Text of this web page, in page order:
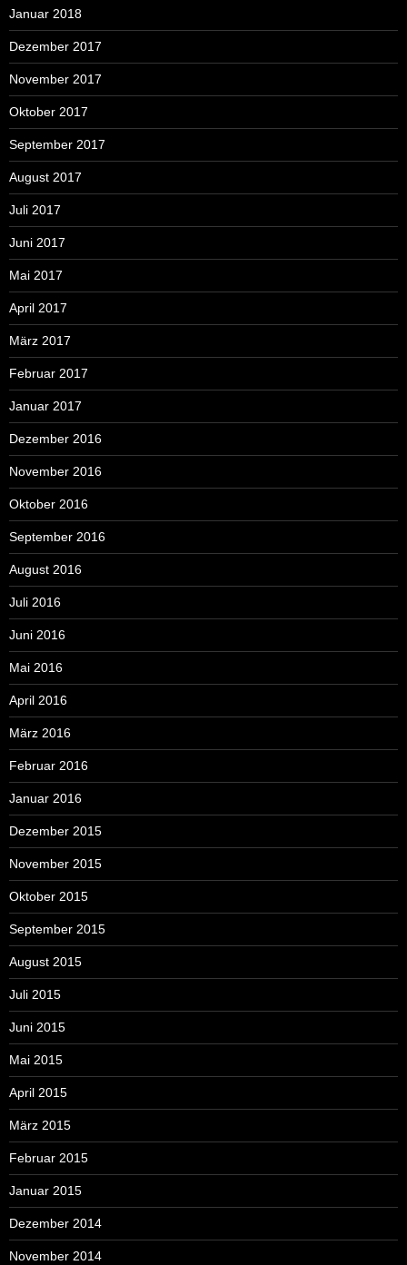
Januar 2018
Dezember 2017
November 2017
Oktober 2017
September 2017
August 2017
Juli 2017
Juni 2017
Mai 2017
April 2017
März 2017
Februar 2017
Januar 2017
Dezember 2016
November 2016
Oktober 2016
September 2016
August 2016
Juli 2016
Juni 2016
Mai 2016
April 2016
März 2016
Februar 2016
Januar 2016
Dezember 2015
November 2015
Oktober 2015
September 2015
August 2015
Juli 2015
Juni 2015
Mai 2015
April 2015
März 2015
Februar 2015
Januar 2015
Dezember 2014
November 2014